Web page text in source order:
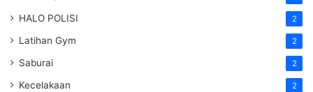
HALO POLISI 2
Latihan Gym 2
Saburai 2
Kecelakaan 2